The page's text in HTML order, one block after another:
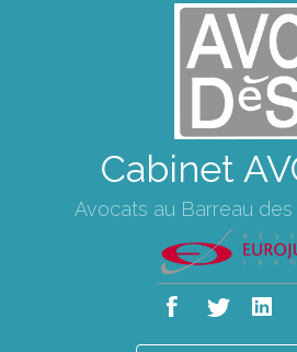
Cabinet
Avocats au Barreau